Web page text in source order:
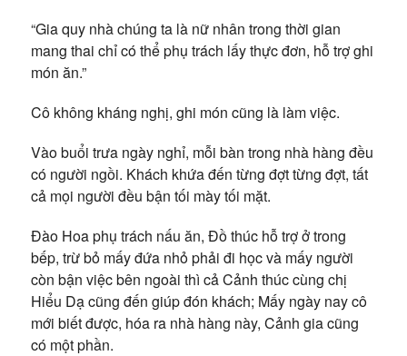
“Gia quy nhà chúng ta là nữ nhân trong thời gian
mang thai chỉ có thể phụ trách lấy thực đơn, hỗ trợ ghi
món ăn.”
Cô không kháng nghị, ghi món cũng là làm việc.
Vào buổi trưa ngày nghỉ, mỗi bàn trong nhà hàng đều
có người ngồi. Khách khứa đến từng đợt từng đợt, tất
cả mọi người đều bận tối mày tối mặt.
Đào Hoa phụ trách nấu ăn, Đồ thúc hỗ trợ ở trong
bếp, trừ bỏ mấy đứa nhỏ phải đi học và mấy người
còn bận việc bên ngoài thì cả Cảnh thúc cùng chị
Hiểu Dạ cũng đến giúp đón khách; Mấy ngày nay cô
mới biết được, hóa ra nhà hàng này, Cảnh gia cũng
có một phần.